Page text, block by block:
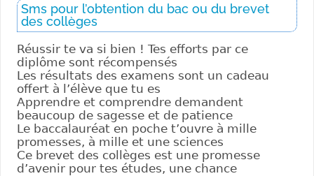
Sms pour l’obtention du bac ou du brevet
des collèges
Réussir te va si bien ! Tes efforts par ce
diplôme sont récompensés
Les résultats des examens sont un cadeau
offert à l’élève que tu es
Apprendre et comprendre demandent
beaucoup de sagesse et de patience
Le baccalauréat en poche t’ouvre à mille
promesses, à mille et une sciences
Ce brevet des collèges est une promesse
d’avenir pour tes études, une chance